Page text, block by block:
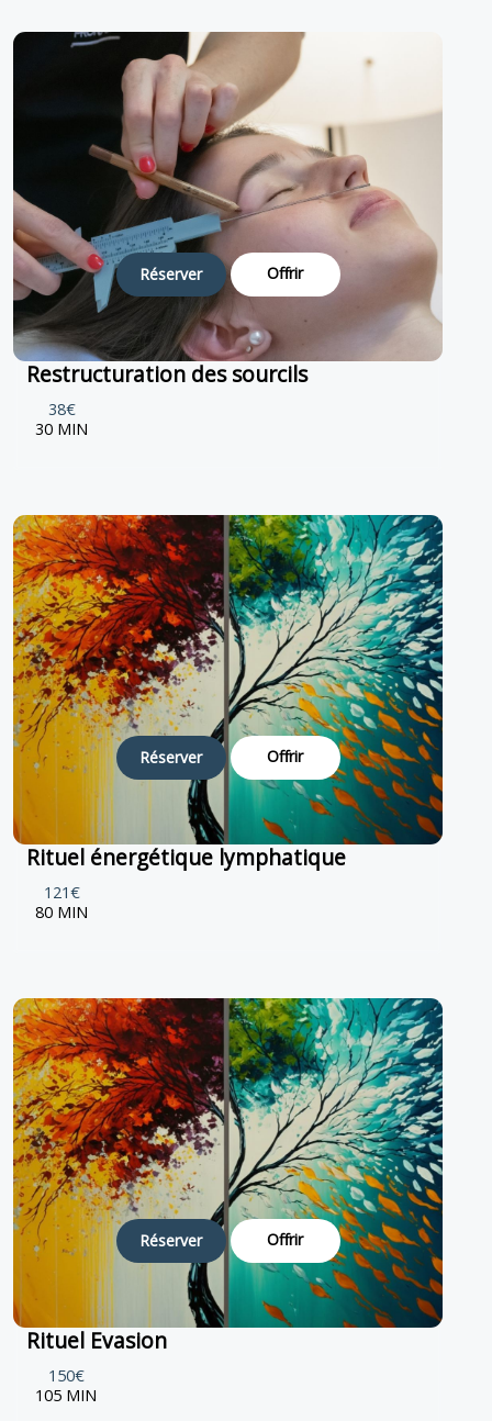
Réserver Offrir
Restructuration des sourcils
38€
30 MIN
Réserver Offrir
Rituel énergétique lymphatique
121€
80 MIN
Réserver Offrir
Rituel Evasion
150€
105 MIN